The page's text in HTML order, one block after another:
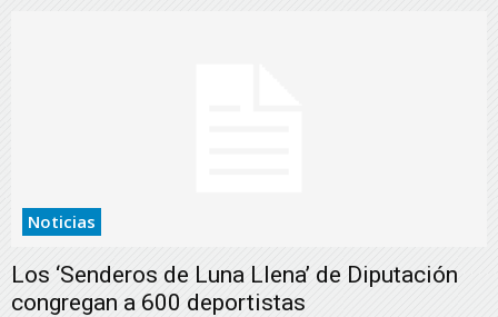
Noticias
Los ‘Senderos de Luna Llena’ de Diputación
congregan a 600 deportistas